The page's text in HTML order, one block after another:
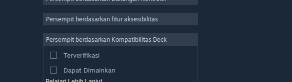
Produksi Video
Pengeditan Foto
Persempit berdasarkan fitur aksesibilitas
Persempit berdasarkan Kompatibilitas Deck
Terverifikasi
Dapat Dimainkan